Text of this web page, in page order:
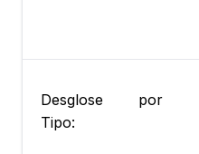
Desglose por
Tipo: